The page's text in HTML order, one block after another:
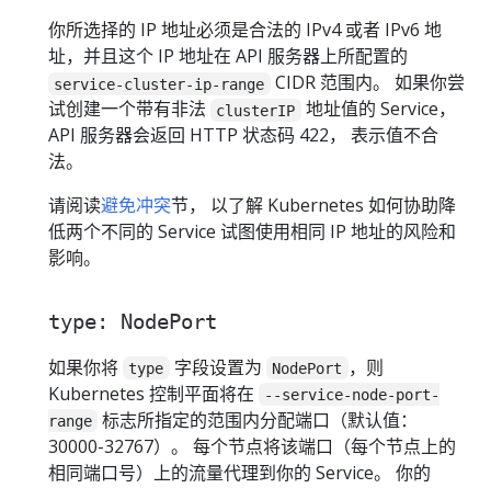
你所选择的 IP 地址必须是合法的 IPv4 或者 IPv6 地
址，并且这个 IP 地址在 API 服务器上所配置的
service-cluster-ip-range
CIDR 范围内。 如果你尝
试创建一个带有非法
clusterIP
地址值的 Service，
API 服务器会返回 HTTP 状态码 422， 表示值不合
法。
请阅读避免冲突节， 以了解 Kubernetes 如何协助降
低两个不同的 Service 试图使用相同 IP 地址的风险和
影响。
type: NodePort
如果你将 type 字段设置为 NodePort ，则
Kubernetes 控制平面将在
--service-node-port-
range 标志所指定的范围内分配端口（默认值：
30000-32767）。 每个节点将该端口（每个节点上的
相同端口号）上的流量代理到你的 Service。 你的